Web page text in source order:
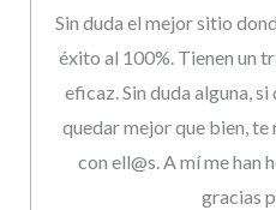
Sin duda el mejor sitio
éxito al 100%. Tienen un
eficaz. Sin duda alguna,
quedar mejor que bien,
con ell@s. A mí me han
gracias